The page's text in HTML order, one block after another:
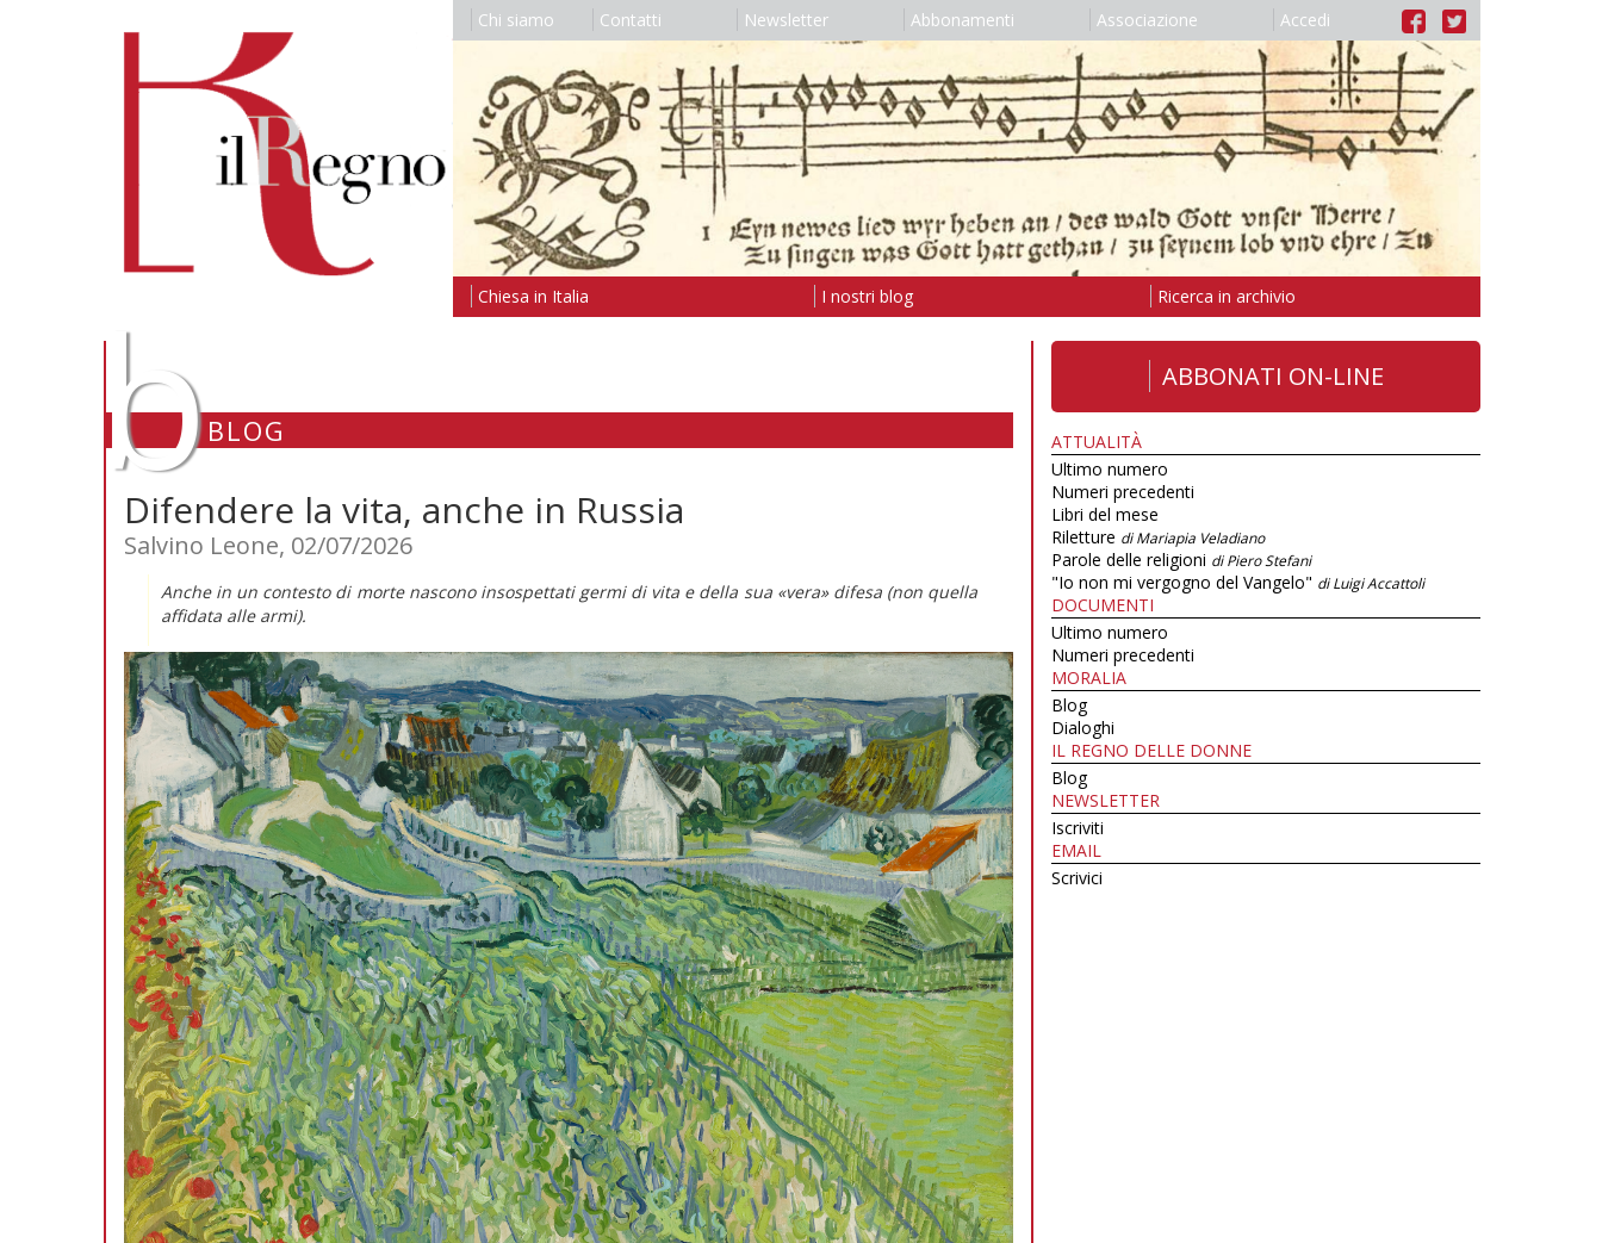
Chi siamo Contatti Newsletter Abbonamenti Associazione Accedi
Chiesa in Italia I nostri blog Ricerca in archivio
bBLOG
Difendere la vita, anche in Russia
Salvino Leone, 02/07/2026
Anche in un contesto di morte nascono insospettati germi di vita e della sua «vera» difesa (non quella
affidata alle armi).
ABBONATI ON-LINE
ATTUALITÀ
Ultimo numero
Numeri precedenti
Libri del mese
Riletture di Mariapia Veladiano
Parole delle religioni di Piero Stefani
"Io non mi vergogno del Vangelo" di Luigi Accattoli
DOCUMENTI
Ultimo numero
Numeri precedenti
MORALIA
Blog
Dialoghi
IL REGNO DELLE DONNE
Blog
NEWSLETTER
Iscriviti
EMAIL
Scrivici